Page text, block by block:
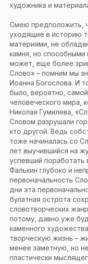
художника и
Смею предположить,
уходящие в историю
материями, не
камня, но
может, еще более
Слово» – помним мы
Иоанна Богослова. И
было, вероятно,
человеческого мира,
Николая Гумилева,
Словом разрушали
кто другой. Ведь
тоже начиналась со
лет выучившийся на
успевший поработать
Фалькин глубоко и
первоначальность
дни эта
булатная острота
словотворческих
потому, давно уже
каменного
творческую жизнь –
менее заметную, но
пластически